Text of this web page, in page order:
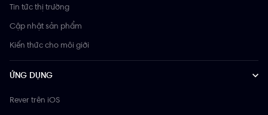
Tin tức thị trường
Cập nhật sản phẩm
Kiến thức cho môi giới
ỨNG DỤNG
Rever trên iOS